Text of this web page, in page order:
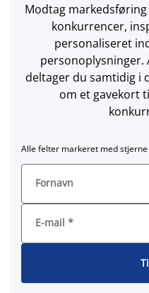
Modtag markedsføring
konkurrencer,
personaliseret
personoplysninger.
deltager du samtidig i
om et gavekort
Alle felter markeret med
Fornavn
E-mail *